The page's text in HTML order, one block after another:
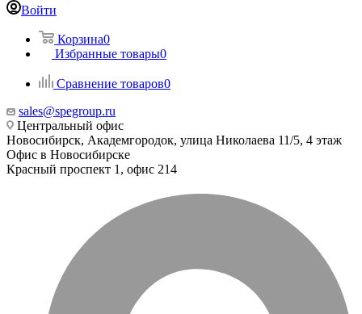
Войти
Корзина0
Избранные товары0
Сравнение товаров0
sales@spegroup.ru
Центральный офис
Новосибирск, Академгородок, улица Николаева 11/5, 4 этаж
Офис в Новосибирске
Красный проспект 1, офис 214